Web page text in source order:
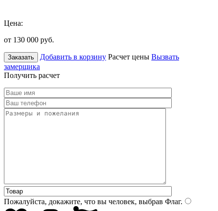
Цена:
от 130 000 руб.
Заказать Добавить в корзину Расчет цены Вызвать
замерщика
Получить расчет
Пожалуйста, докажите, что вы человек, выбрав Флаг.